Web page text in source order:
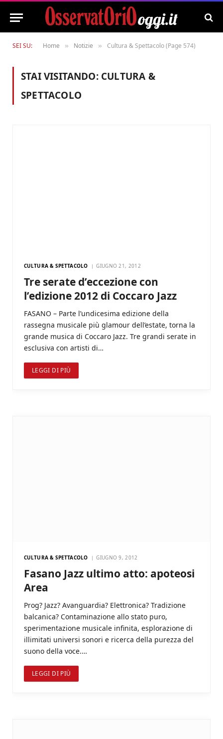
SEI SU: Home » Notizie » Cultura & Spettacolo (Page 574)
STAI VISITANDO: CULTURA &
SPETTACOLO
CULTURA & SPETTACOLO GIUGNO 21, 2012
Tre serate d’eccezione con
l’edizione 2012 di Coccaro Jazz
FASANO – Parte l’undicesima edizione della
rassegna musicale più glamour dell’estate, torna la
grande musica di Coccaro Jazz. Tre grandi serate in
esclusiva con artisti di…
LEGGI DI PIÙ
CULTURA & SPETTACOLO GIUGNO 9, 2012
Fasano Jazz ultimo atto: apoteosi
Area
Prog? Jazz? Avanguardia? Elettronica? Tradizione
balcanica? Contaminazione allo stato puro,
sperimentazione musicale infinita, esplorazione di
illimitati universi sonori e ricerca della purezza del
suono della voce.…
LEGGI DI PIÙ